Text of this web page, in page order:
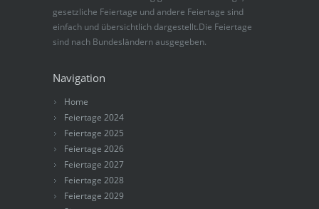
gesetzliche Feiertage und andere Feiertage sind
einfach und übersichtlich dargestellt.Die Feiertage
sind nach Bundesländern ausgegeben.
Navigation
Home
Feiertage 2024
Feiertage 2025
Feiertage 2026
Feiertage 2027
Feiertage 2028
Feiertage 2029